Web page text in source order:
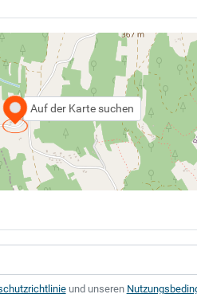
Auf der Karte suchen
und unseren